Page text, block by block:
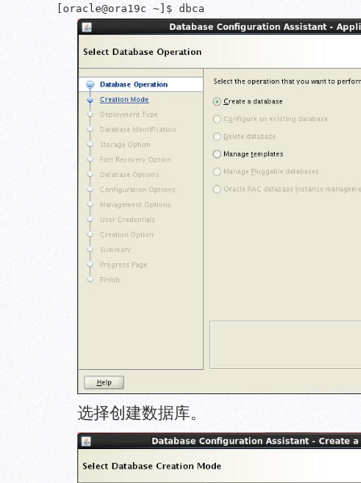
[oracle@ora19c ~]$ dbca
选择创建数据库。